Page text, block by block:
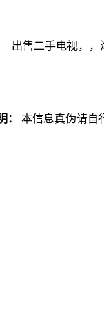
出售二手电视，，
： 本信息真伪请自